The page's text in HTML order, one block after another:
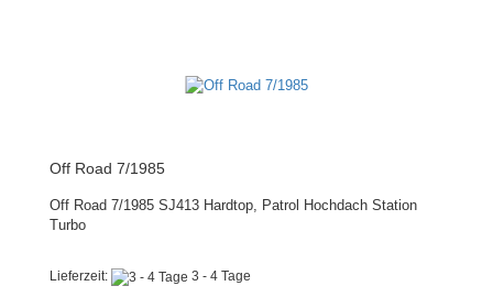
Off Road 7/1985
Off Road 7/1985 SJ413 Hardtop, Patrol Hochdach Station
Turbo
Lieferzeit: 3 - 4 Tage